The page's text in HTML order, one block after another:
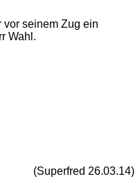
vor seinem Zug ein
Wahl.
(Superfred 26.03.14)